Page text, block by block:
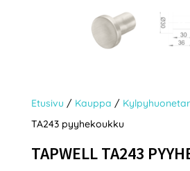
Etusivu / Kauppa /
TA243 pyyhekoukku
TAPWELL TA243